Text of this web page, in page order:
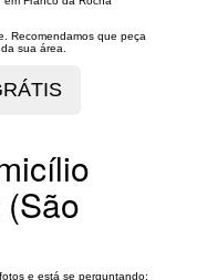
Recomendamos que peça
sua área.
e está se perguntando: